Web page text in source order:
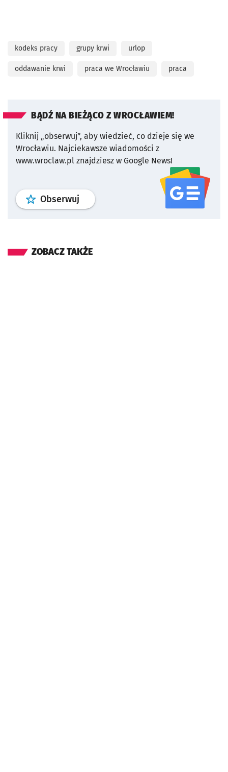
kodeks pracy grupy krwi urlop
oddawanie krwi praca we Wrocławiu praca
BĄDŹ NA BIEŻĄCO Z WROCŁAWIEM!
Kliknij „obserwuj”, aby wiedzieć, co dzieje się we
Wrocławiu. Najciekawsze wiadomości z
www.wroclaw.pl znajdziesz w Google News!
Obserwuj profil serwisu
ZOBACZ TAKŻE